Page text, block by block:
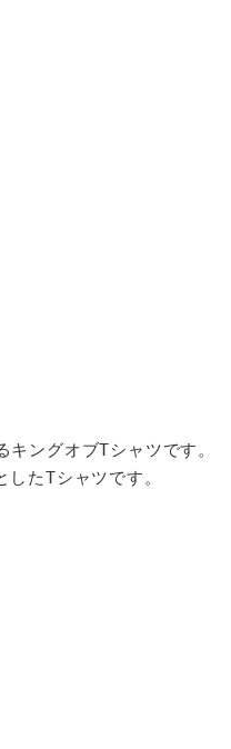
グオブTシャツです。
たTシャツです。